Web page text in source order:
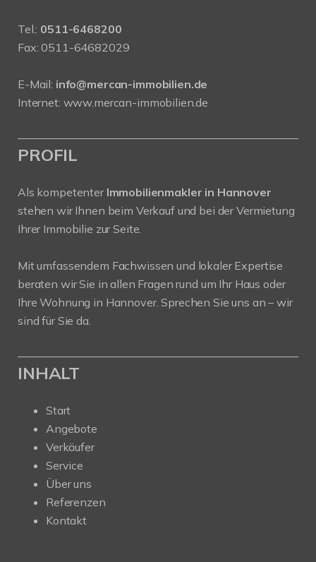
Tel.: 0511-6468200
Fax: 0511-64682029
E-Mail: info@mercan-immobilien.de
Internet: www.mercan-immobilien.de
PROFIL
Als kompetenter Immobilienmakler in Hannover
stehen wir Ihnen beim Verkauf und bei der Vermietung
Ihrer Immobilie zur Seite.
Mit umfassendem Fachwissen und lokaler Expertise
beraten wir Sie in allen Fragen rund um Ihr Haus oder
Ihre Wohnung in Hannover. Sprechen Sie uns an – wir
sind für Sie da.
INHALT
Start
Angebote
Verkäufer
Service
Über uns
Referenzen
Kontakt